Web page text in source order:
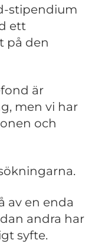
stipendium
ett
på den
är
men vi har
och
av en enda
andra har
syfte.